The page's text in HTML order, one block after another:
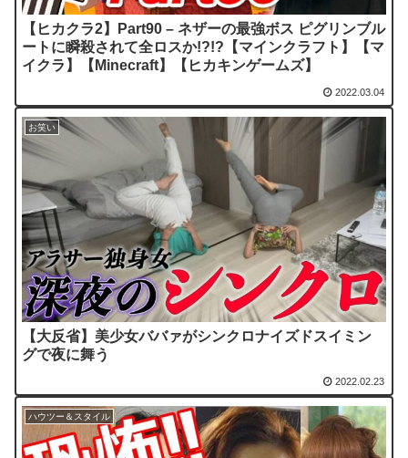
【ヒカクラ2】Part90 – ネザーの最強ボス ピグリンブル
ートに瞬殺されて全ロスか!?!?【マインクラフト】【マ
イクラ】【Minecraft】【ヒカキンゲームズ】
2022.03.04
お笑い
【大反省】美少女ババァがシンクロナイズドスイミン
グで夜に舞う
2022.02.23
ハウツー＆スタイル